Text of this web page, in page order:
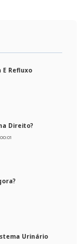
E Refluxo
Direito?
Urinário